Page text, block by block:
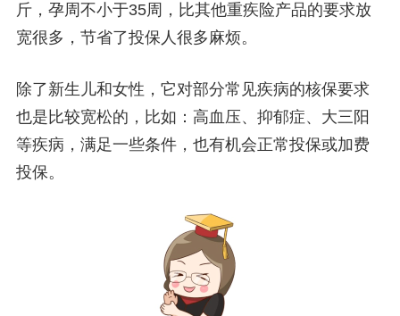
斤，孕周不小于35周 ，比其他重疾险产品的要求放
宽很多，节省了投保人很多麻烦。
除了新生儿和女性，它对部分常见疾病的核保要求
也是比较宽松的，比如： 高血压、抑郁症、大三阳
等疾病，满足一些条件，也有机会正常投保或加费
投保。